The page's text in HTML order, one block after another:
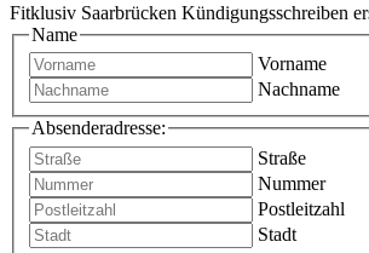
Fitklusiv Saarbrücken Kündigungsschreiben
Name
Vorname
Nachname
Absenderadresse:
Straße
Nummer
Postleitzahl
Stadt